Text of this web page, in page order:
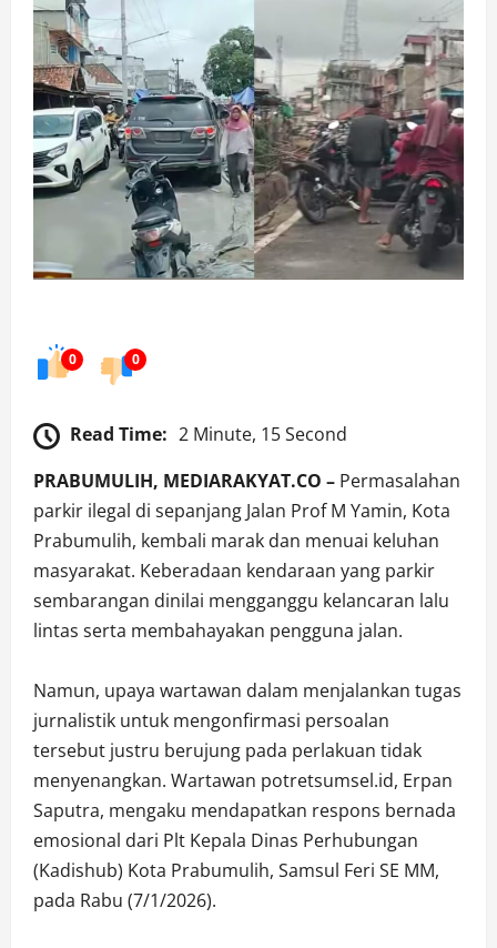
0 0
Read Time: 2 Minute, 15 Second
PRABUMULIH, MEDIARAKYAT.CO – Permasalahan
parkir ilegal di sepanjang Jalan Prof M Yamin, Kota
Prabumulih, kembali marak dan menuai keluhan
masyarakat. Keberadaan kendaraan yang parkir
sembarangan dinilai mengganggu kelancaran lalu
lintas serta membahayakan pengguna jalan.
Namun, upaya wartawan dalam menjalankan tugas
jurnalistik untuk mengonfirmasi persoalan
tersebut justru berujung pada perlakuan tidak
menyenangkan. Wartawan potretsumsel.id, Erpan
Saputra, mengaku mendapatkan respons bernada
emosional dari Plt Kepala Dinas Perhubungan
(Kadishub) Kota Prabumulih, Samsul Feri SE MM,
pada Rabu (7/1/2026).